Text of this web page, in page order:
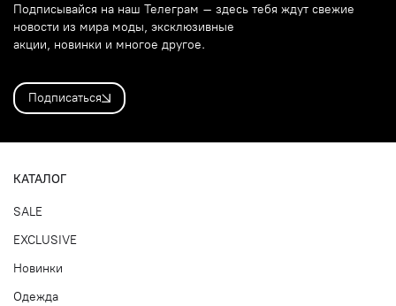
Подписывайся на наш Телеграм – здесь тебя ждут свежие
новости из мира моды, эксклюзивные
акции, новинки и многое другое.
Подписаться
КАТАЛОГ
SALE
EXCLUSIVE
Новинки
Одежда